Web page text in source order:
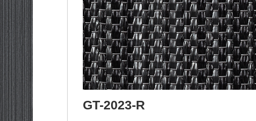
GT-2023-R